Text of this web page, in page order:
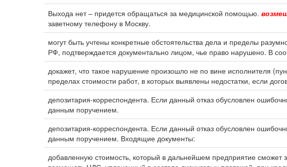
Выхода нет – придется обращаться за медицинской помощью.
заветному телефону в Москву.
могут быть учтены конкретные обстоятельства дела и пределы
РФ, подтверждается документально лицом, чье право нарушено. В
докажет, что такое нарушение произошло не по вине исполнителя
пределах стоимости работ, в которых выявлены недостатки, если
депозитария-корреспондента. Если данный отказ обусловлен
данным поручением.
депозитария-корреспондента. Если данный отказ обусловлен
данным поручением. Входящие документы:
добавленную стоимость, который в дальнейшем предприятие сможет